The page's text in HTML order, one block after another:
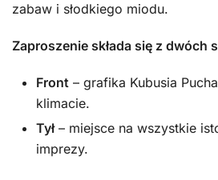
zabaw i słodkiego miodu.
Zaproszenie składa się z dwóch
Front – grafika Kubusia
klimacie.
Tył– miejsce na wszystkie
imprezy.